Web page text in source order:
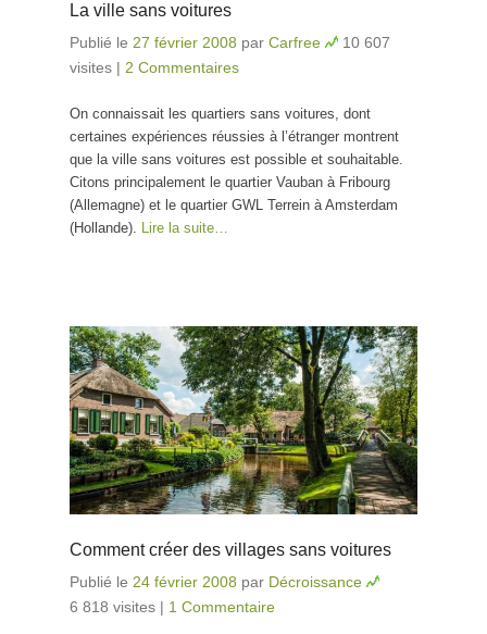
La ville sans voitures
Publié le 27 février 2008 par Carfree
10 607
visites | 2 Commentaires
On connaissait les quartiers sans voitures, dont
certaines expériences réussies à l’étranger montrent
que la ville sans voitures est possible et souhaitable.
Citons principalement le quartier Vauban à Fribourg
(Allemagne) et le quartier GWL Terrein à Amsterdam
(Hollande). Lire la suite…
Comment créer des villages sans voitures
Publié le 24 février 2008 par Décroissance
6 818 visites | 1 Commentaire